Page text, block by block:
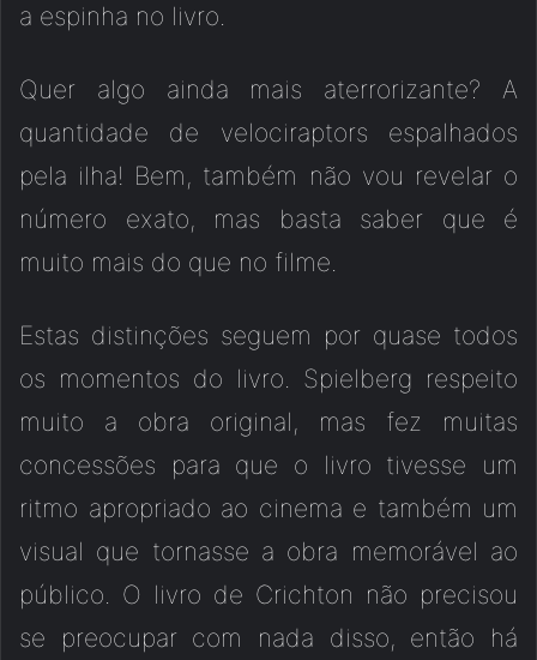
a espinha no livro.
Quer algo ainda mais aterrorizante? A
quantidade de velociraptors espalhados
pela ilha! Bem, também não vou revelar o
número exato, mas basta saber que é
muito mais do que no filme.
Estas distinções seguem por quase todos
os momentos do livro. Spielberg respeito
muito a obra original, mas fez muitas
concessões para que o livro tivesse um
ritmo apropriado ao cinema e também um
visual que tornasse a obra memorável ao
público. O livro de Crichton não precisou
se preocupar com nada disso, então há